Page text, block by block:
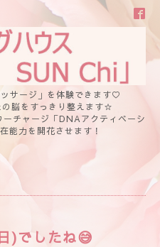
サージ」を体験できます♡
の脳をすっきり整えます☆
チャージ「DNAアクティベーシ
能力を開花させます！
)でしたね😅